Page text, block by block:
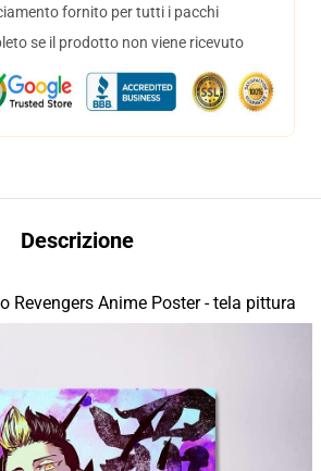
fornito per tutti i pacchi
se il prodotto non viene ricevuto
Descrizione
Revengers Anime Poster - tela pittura
parete arte poster